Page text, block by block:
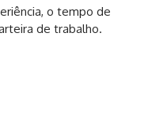
o tempo de
de trabalho.